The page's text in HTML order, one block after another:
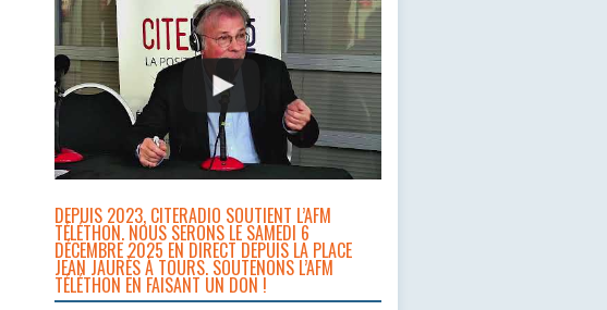
DEPUIS 2023, CITERADIO SOUTIENT L’AFM
TÉLÉTHON. NOUS SERONS LE SAMEDI 6
DÉCEMBRE 2025 EN DIRECT DEPUIS LA PLACE
JEAN JAURÈS À TOURS. SOUTENONS L’AFM
TÉLÉTHON EN FAISANT UN DON !